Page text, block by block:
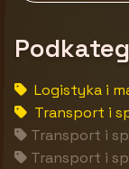
Logistyka i
Transport i
Transport i
Transport i